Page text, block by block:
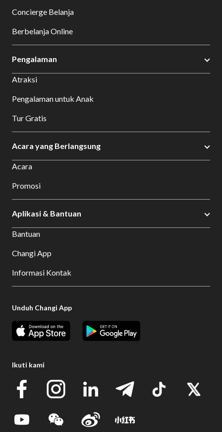
Concierge Belanja
Berbelanja Online
Pengalaman
Atraksi
Pengalaman untuk Anak
Tur Gratis
Acara yang Berlangsung
Acara
Promosi
Aplikasi & Bantuan
Bantuan
Changi App
Informasi Kontak
Unduh Changi App
Ikuti kami